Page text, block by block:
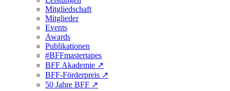
Mitgliedschaft
Mitglieder
Events
Awards
Publikationen
#BFFmastertapes
BFF Akademie ↗︎
BFF-Förderpreis ↗︎
50 Jahre BFF ↗︎